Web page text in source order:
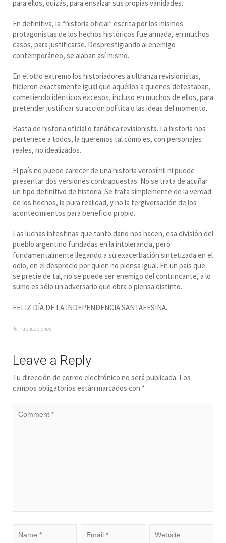
para ellos, quizás, para ensalzar sus propias vanidades.
En definitiva, la “historia oficial” escrita por los mismos
protagonistas de los hechos históricos fue armada, en muchos
casos, para justificarse. Desprestigiando al enemigo
contemporáneo, se alaban así mismo.
En el otro extremo los historiadores a ultranza revisionistas,
hicieron exactamente igual que aquéllos a quienes detestaban,
cometiendo idénticos excesos, incluso en muchos de ellos, para
pretender justificar su acción política o las ideas del momento.
Basta de historia oficial o fanática revisionista. La historia nos
pertenece a todos, la queremos tal cómo es, con personajes
reales, no idealizados.
El país no puede carecer de una historia verosímil ni puede
presentar dos versiones contrapuestas. No se trata de acuñar
un tipo definitivo de historia. Se trata simplemente de la verdad
de los hechos, la pura realidad, y no la tergiversación de los
acontecimientos para beneficio propio.
Las luchas intestinas que tanto daño nos hacen, esa división del
pueblo argentino fundadas en la intolerancia, pero
fundamentalmente llegando a su exacerbación sintetizada en el
odio, en el desprecio por quien no piensa igual. En un país que
se precie de tal, no se puede ser enemigo del contrincante, a lo
sumo es sólo un adversario que obra o piensa distinto.
FELIZ DÍA DE LA INDEPENDENCIA SANTAFESINA.
Publicaciones
Leave a Reply
Tu dirección de correo electrónico no será publicada. Los
campos obligatorios están marcados con *